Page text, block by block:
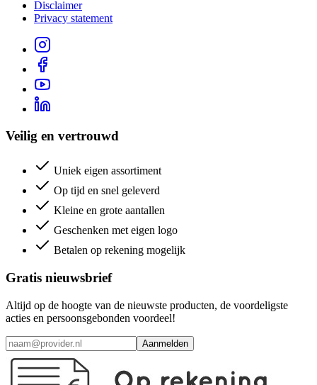
Disclaimer
Privacy statement
Veilig en vertrouwd
Uniek eigen assortiment
Op tijd en snel geleverd
Kleine en grote aantallen
Geschenken met eigen logo
Betalen op rekening mogelijk
Gratis nieuwsbrief
Altijd op de hoogte van de nieuwste producten, de voordeligste
acties en persoonsgebonden voordeel!
Aanmelden